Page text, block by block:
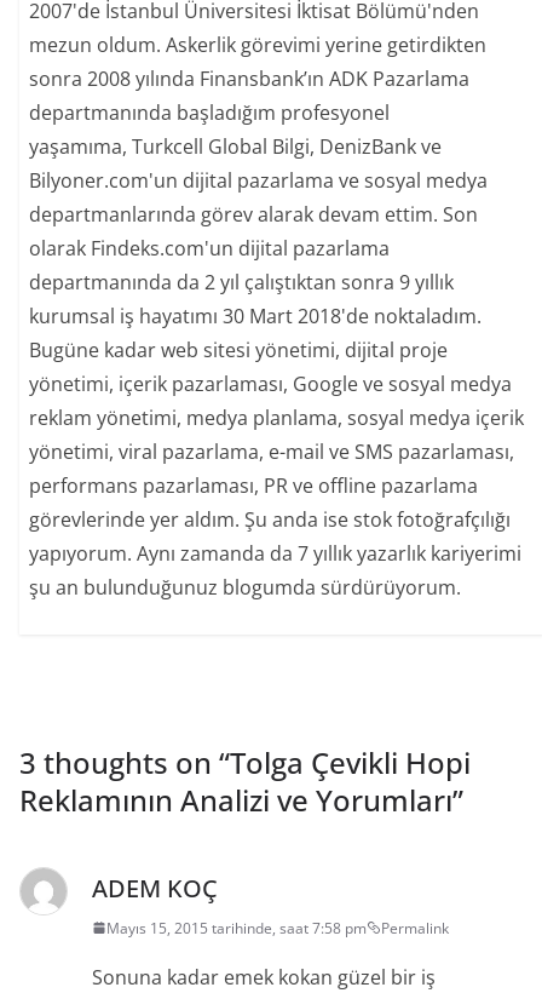
2007'de İstanbul Üniversitesi İktisat Bölümü'nden
mezun oldum. Askerlik görevimi yerine getirdikten
sonra 2008 yılında Finansbank’ın ADK Pazarlama
departmanında başladığım profesyonel
yaşamıma, Turkcell Global Bilgi, DenizBank ve
Bilyoner.com'un dijital pazarlama ve sosyal medya
departmanlarında görev alarak devam ettim. Son
olarak Findeks.com'un dijital pazarlama
departmanında da 2 yıl çalıştıktan sonra 9 yıllık
kurumsal iş hayatımı 30 Mart 2018'de noktaladım.
Bugüne kadar web sitesi yönetimi, dijital proje
yönetimi, içerik pazarlaması, Google ve sosyal medya
reklam yönetimi, medya planlama, sosyal medya içerik
yönetimi, viral pazarlama, e-mail ve SMS pazarlaması,
performans pazarlaması, PR ve offline pazarlama
görevlerinde yer aldım. Şu anda ise stok fotoğrafçılığı
yapıyorum. Aynı zamanda da 7 yıllık yazarlık kariyerimi
şu an bulunduğunuz blogumda sürdürüyorum.
3 thoughts on “Tolga Çevikli Hopi
Reklamının Analizi ve Yorumları”
ADEM KOÇ
Mayıs 15, 2015 tarihinde, saat 7:58 pm Permalink
Sonuna kadar emek kokan güzel bir iş